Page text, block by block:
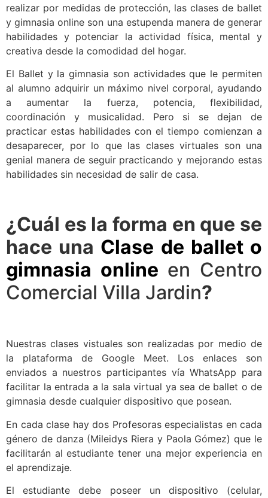
realizar por medidas de protección, las clases de ballet
y gimnasia online son una estupenda manera de generar
habilidades y potenciar la actividad física, mental y
creativa desde la comodidad del hogar.
El Ballet y la gimnasia son actividades que le permiten
al alumno adquirir un máximo nivel corporal, ayudando
a aumentar la fuerza, potencia, flexibilidad,
coordinación y musicalidad. Pero si se dejan de
practicar estas habilidades con el tiempo comienzan a
desaparecer, por lo que las clases virtuales son una
genial manera de seguir practicando y mejorando estas
habilidades sin necesidad de salir de casa.
¿Cuál es la forma en que se
hace una Clase de ballet o
gimnasia online en Centro
Comercial Villa Jardin?
Nuestras clases vistuales son realizadas por medio de
la plataforma de Google Meet. Los enlaces son
enviados a nuestros participantes vía WhatsApp para
facilitar la entrada a la sala virtual ya sea de ballet o de
gimnasia desde cualquier dispositivo que posean.
En cada clase hay dos Profesoras especialistas en cada
género de danza (Mileidys Riera y Paola Gómez) que le
facilitarán al estudiante tener una mejor experiencia en
el aprendizaje.
El estudiante debe poseer un dispositivo (celular,